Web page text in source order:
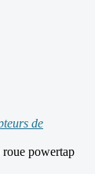
de
roue powertap